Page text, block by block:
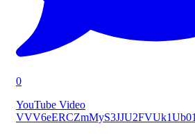
0
YouTube Video